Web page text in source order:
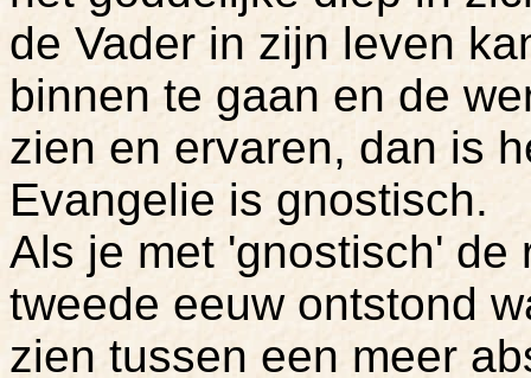
de Vader in zijn leven
binnen te gaan en de
zien en ervaren, dan is
Evangelie is gnostisch.
Als je met 'gnostisch'
tweede eeuw ontstond
zien tussen een meer